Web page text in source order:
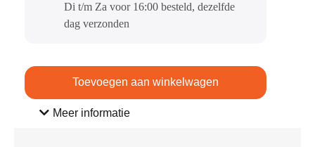
Di t/m Za voor 16:00 besteld, dezelfde
dag verzonden​
Toevoegen aan winkelwagen
Meer informatie